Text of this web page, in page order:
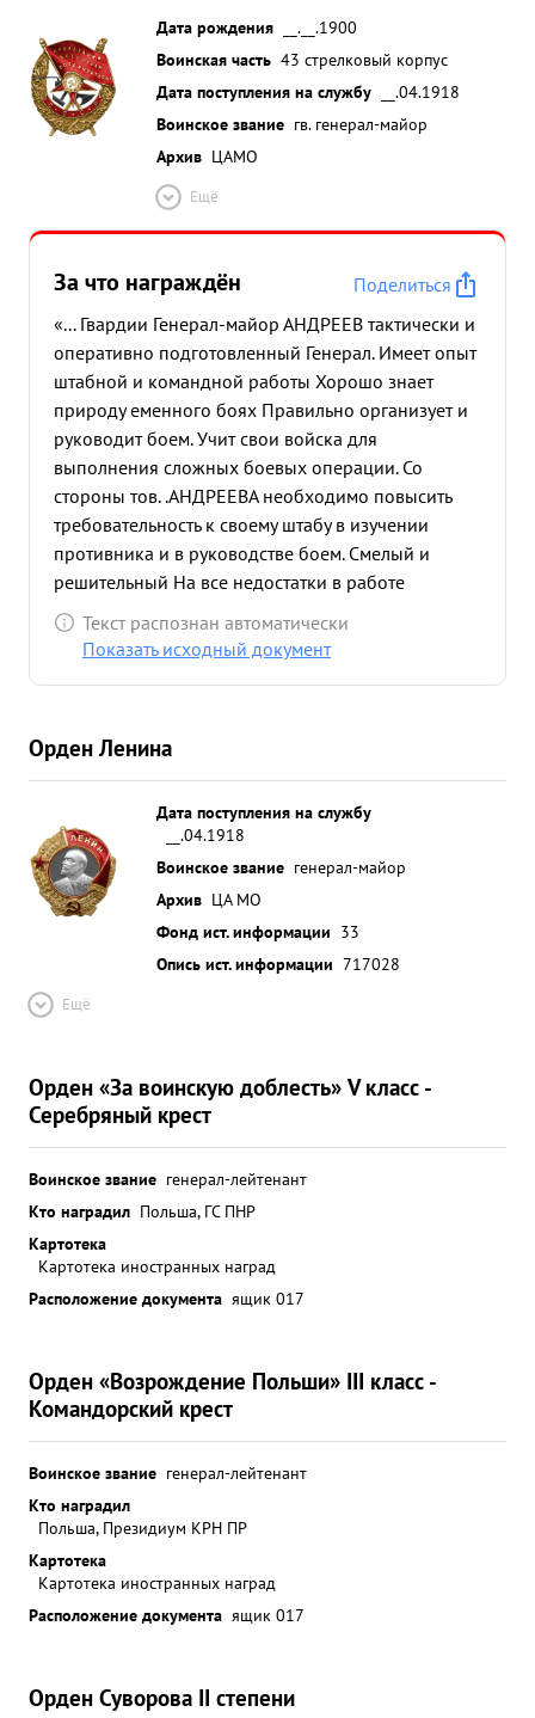
Дата рождения
__.__.1900
Воинская часть 43 стрелковый корпус
Дата поступления на службу
__.04.1918
Воинское звание гв. генерал-майор
Архив ЦАМО
Ещё
За что награждён
Поделиться
«... Гвардии Генерал-майор АНДРЕЕВ тактически и
оперативно подготовленный Генерал. Имеет опыт
штабной и командной работы Хорошо знает
природу еменного боях Правильно организует и
руководит боем. Учит свои войска для
выполнения сложных боевых операции. Со
стороны тов. .АНДРЕЕВА необходимо повысить
требовательность к своему штабу в изучении
противника и в руководстве боем. Смелый и
решительный На все недостатки в работе
реагирует и устраняет их. Занимаемой должности
соотв етствует. За добросов естную двадцати
Текст распознан автоматически
Показать исходный документ
Орден Ленина
Дата поступления на службу
__.04.1918
Воинское звание генерал-майор
Архив ЦА МО
Фонд ист. информации 33
Опись ист. информации 717028
Ещё
Орден «За воинскую доблесть» V класс -
Серебряный крест
Воинское звание генерал-лейтенант
Кто наградил Польша, ГС ПНР
Картотека
Картотека иностранных наград
Расположение документа ящик 017
Орден «Возрождение Польши» III класс -
Командорский крест
Воинское звание генерал-лейтенант
Кто наградил
Польша, Президиум КРН ПР
Картотека
Картотека иностранных наград
Расположение документа ящик 017
Орден Суворова II степени